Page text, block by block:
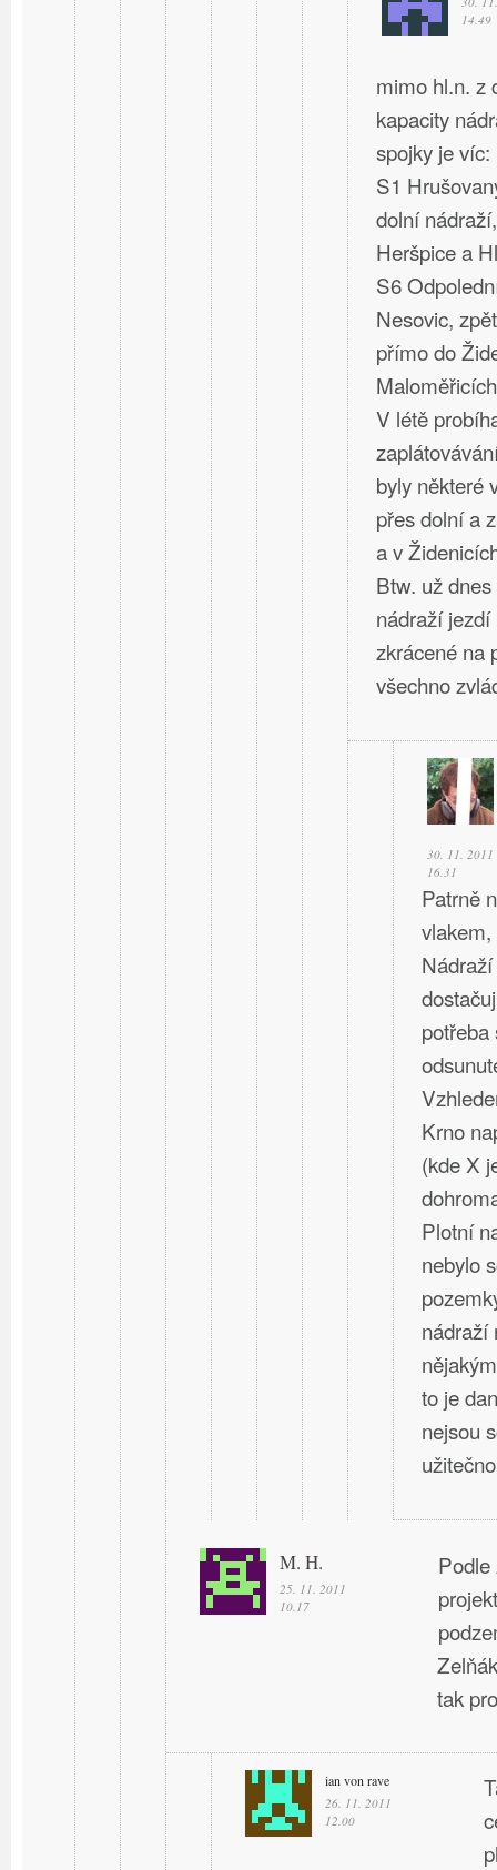
14.49
mimo hl.n. z
kapacity
spojky je víc:
S1
dolní
Heršpice a
S6
Nesovic,
přímo do
V létě
byly některé
přes dolní a
a v
Btw. už
nádraží
zkrácené na
všechno
30. 11. 2011
16.31
Patrně
Krno
(kde X
Plotní
nebylo
nádraží
to je
nejsou
M. H.
25. 11. 2011
10.17
Podle
tak
ian von rave
26. 11. 2011
12.00